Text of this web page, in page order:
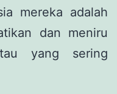
mereka adalah
dan meniru
yang sering